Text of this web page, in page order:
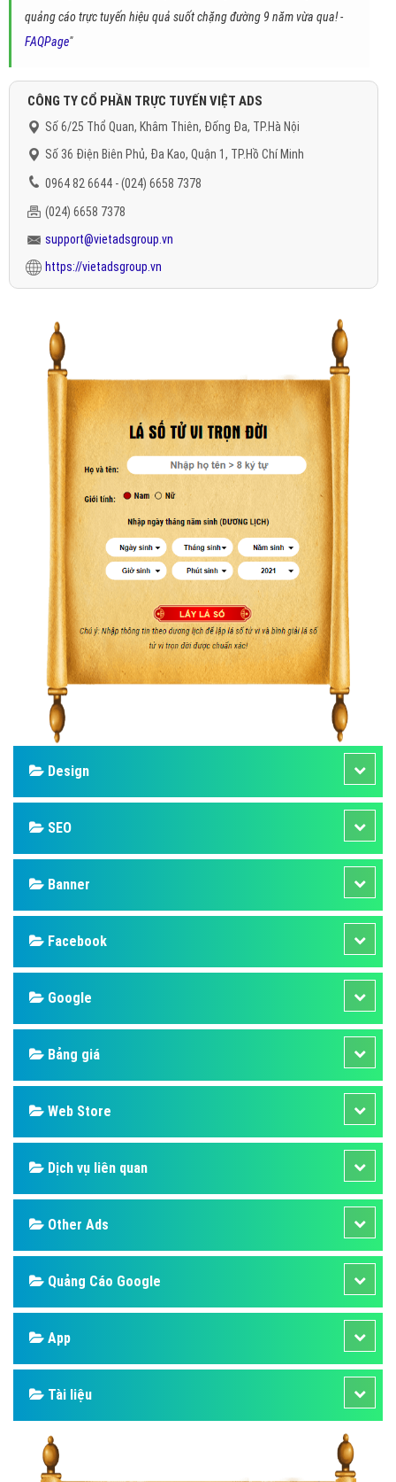
quảng cáo trực tuyến hiệu quả suốt chặng đường 9 năm vừa qua! -
FAQPage"
CÔNG TY CỔ PHẦN TRỰC TUYẾN VIỆT ADS
Số 6/25 Thổ Quan, Khâm Thiên, Đống Đa, TP.Hà Nội
Số 36 Điện Biên Phủ, Đa Kao, Quận 1, TP.Hồ Chí Minh
0964 82 6644 - (024) 6658 7378
(024) 6658 7378
support@vietadsgroup.vn
https://vietadsgroup.vn
Design
SEO
Banner
Facebook
Google
Bảng giá
Web Store
Dịch vụ liên quan
Other Ads
Quảng Cáo Google
App
Tài liệu